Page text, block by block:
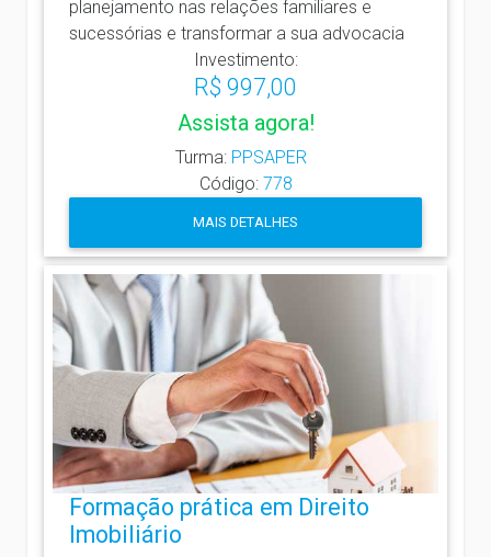
planejamento nas relações familiares e
sucessórias e transformar a sua advocacia
Investimento:
R$ 997,00
Assista agora!
Turma: PPSAPER
Código: 778
MAIS DETALHES
Formação prática em Direito
Imobiliário